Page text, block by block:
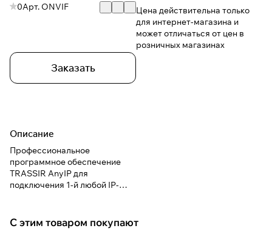
0Арт. ONVIF
Заказать
Описание
Профессиональное
программное обеспечение
TRASSIR AnyIP для
подключения 1-й любой IP-
TRASSIR по нативному, RTSP
или ONVIF протоколу
Цена действительна только
для интернет-магазина и
может отличаться от цен в
розничных магазинах
С этим товаром покупают